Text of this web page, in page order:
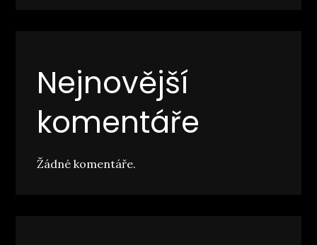
Nejnovější
komentáře
Žádné komentáře.